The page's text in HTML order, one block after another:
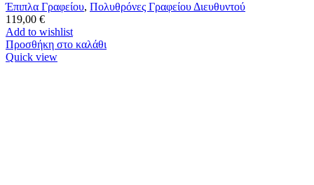
Έπιπλα Γραφείου, Πολυθρόνες Γραφείου Διευθυντού
119,00 €
Add to wishlist
Προσθήκη στο καλάθι
Quick view